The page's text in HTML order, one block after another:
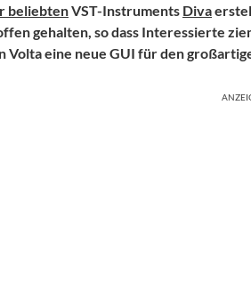
beliebtenVST-Instruments Diva
gehalten, so dass Interessierte
Volta eine neue GUI für den